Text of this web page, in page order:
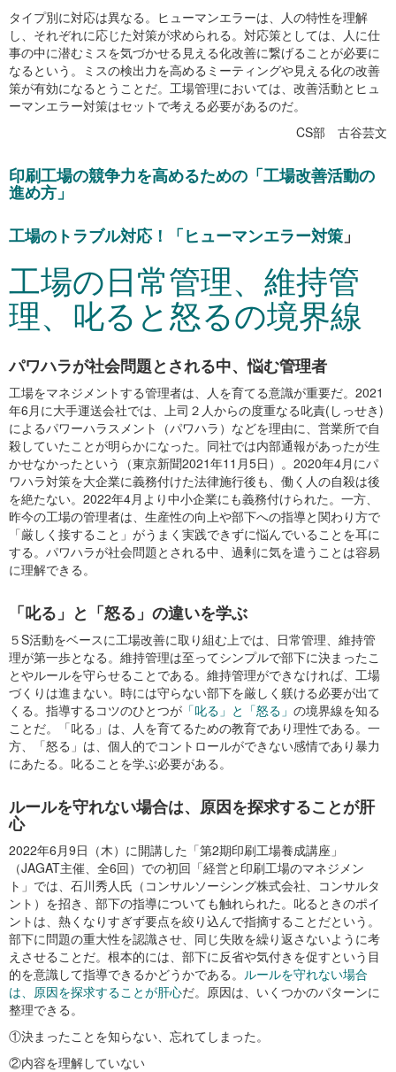
タイプ別に対応は異なる。ヒューマンエラーは、人の特性を理解
し、それぞれに応じた対策が求められる。対応策としては、人に仕
事の中に潜むミスを気づかせる見える化改善に繋げることが必要に
なるという。ミスの検出力を高めるミーティングや見える化の改善
策が有効になるとうことだ。工場管理においては、改善活動とヒュ
ーマンエラー対策はセットで考える必要があるのだ。
CS部 古谷芸文
印刷工場の競争力を高めるための「工場改善活動の
進め方」
工場のトラブル対応！「ヒューマンエラー対策 」
工場の日常管理、維持管
理、叱ると怒るの境界線
パワハラが社会問題とされる中、悩む管理者
工場をマネジメントする管理者は、人を育てる意識が重要だ。2021
年6月に大手運送会社では、上司２人からの度重なる叱責(しっせき)
によるパワーハラスメント（パワハラ）などを理由に、営業所で自
殺していたことが明らかになった。同社では内部通報があったが生
かせなかったという（東京新聞2021年11月5日）。2020年4月にパ
ワハラ対策を大企業に義務付けた法律施行後も、働く人の自殺は後
を絶たない。2022年4月より中小企業にも義務付けられた。一方、
昨今の工場の管理者は、生産性の向上や部下への指導と関わり方で
「厳しく接すること」がうまく実践できずに悩んでいることを耳に
する。パワハラが社会問題とされる中、過剰に気を遣うことは容易
に理解できる。
「叱る」と「怒る」の違いを学ぶ
５S活動をベースに工場改善に取り組む上では、日常管理、維持管
理が第一歩となる。維持管理は至ってシンプルで部下に決まったこ
とやルールを守らせることである。維持管理ができなければ、工場
づくりは進まない。時には守らない部下を厳しく躾ける必要が出て
くる。指導するコツのひとつが 「叱る」と「怒る」 の境界線を知る
ことだ。「叱る」は、人を育てるための教育であり理性である。一
方、「怒る」は、個人的でコントロールができない感情であり暴力
にあたる。叱ることを学ぶ必要がある。
ルールを守れない場合は、原因を探求することが肝
心
2022年6月9日（木）に開講した「第2期印刷工場養成講座」
（JAGAT主催、全6回）での初回「経営と印刷工場のマネジメン
ト」では、石川秀人氏（コンサルソーシング株式会社、コンサルタ
ント）を招き、部下の指導についても触れられた。叱るときのポイ
ントは、熱くなりすぎず要点を絞り込んで指摘することだという。
部下に問題の重大性を認識させ、同じ失敗を繰り返さないように考
えさせることだ。根本的には、部下に反省や気付きを促すという目
的を意識して指導できるかどうかである。 ルールを守れない場合
は、原因を探求することが肝心だ。原因は、いくつかのパターンに
整理できる。
①決まったことを知らない、忘れてしまった。
②内容を理解していない